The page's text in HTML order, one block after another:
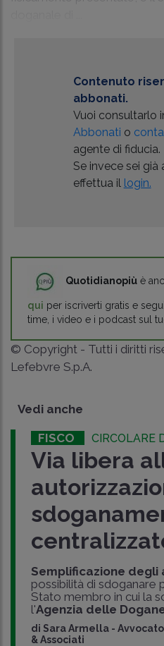
Contenuto
abbonati.
Vuoi consultarlo
Abbonati o
agente di fiducia.
Se invece sei già
effettua il login.
Quotidianopiù è
qui per iscriverti gratis e
time, i video e i podcast sul
© Copyright - Tutti i diritti
Lefebvre S.p.A.
Vedi anche
FISCO CIRCOLARE
Via libera
Semplificazione degli
possibilità di sdoganare
Stato membro in cui la
l'Agenzia delle
di Sara Armella -
& Associati